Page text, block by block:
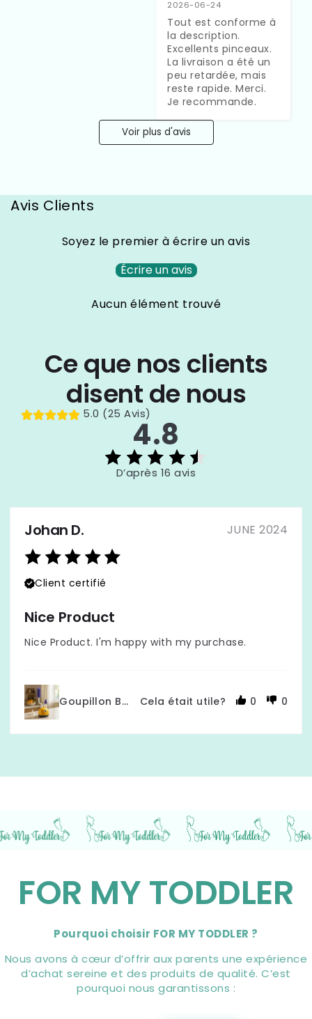
2026-06-24
Tout est conforme à
la description.
Excellents pinceaux.
La livraison a été un
peu retardée, mais
reste rapide. Merci.
Je recommande.
Voir plus d'avis
Avis Clients
Soyez le premier à écrire un avis
Écrire un avis
Aucun élément trouvé
Ce que nos clients
disent de nous
5.0 (25 Avis)
4.8
D’après 16 avis
Johan D. JUNE 2024
Client certifié
Nice Product
Nice Product. I'm happy with my purchase.
Goupillon Biberon - 3 pièces en silicone
Cela était utile? 0 0
FOR MY TODDLER
Pourquoi choisir FOR MY TODDLER ?
Nous avons à cœur d’offrir aux parents une expérience
d’achat sereine et des produits de qualité. C’est
pourquoi nous garantissons :